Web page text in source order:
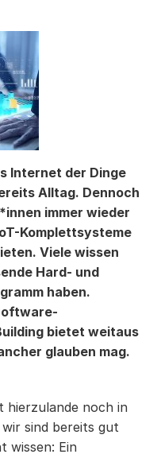
Internet der Dinge
Alltag. Dennoch
immer wieder
Komplettsysteme
Viele wissen
Hard- und
haben.
bietet weitaus
glauben mag.
noch in
sind bereits gut
wissen: Ein